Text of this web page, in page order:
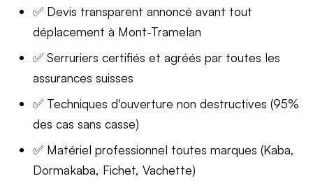
✅ Devis transparent annoncé avant tout
déplacement à Mont-Tramelan
✅ Serruriers certifiés et agréés par toutes les
assurances suisses
✅ Techniques d'ouverture non destructives (95%
des cas sans casse)
✅ Matériel professionnel toutes marques (Kaba,
Dormakaba, Fichet, Vachette)